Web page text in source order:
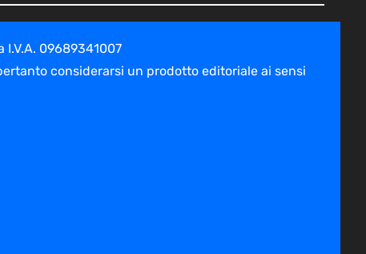
I.V.A. 09689341007
considerarsi un prodotto editoriale ai sensi